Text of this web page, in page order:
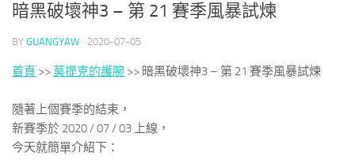
暗黑破壞神3 – 第 21 賽季風暴試煉
BY GUANGYAW · 2020-07-05
首頁 >>莫提克的護腕 >> 暗黑破壞神3 – 第 21 賽季風暴試煉
隨著上個賽季的結束，
新賽季於 2020 / 07 / 03 上線，
今天就簡單介紹下：